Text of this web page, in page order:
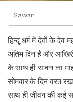
Sawan
हिन्दू धर्म में देवों के देव
अंतिम दिन है और
के साथ ही सावन का
सोमवार के दिन व्रत
साथ ही जीवन की कई